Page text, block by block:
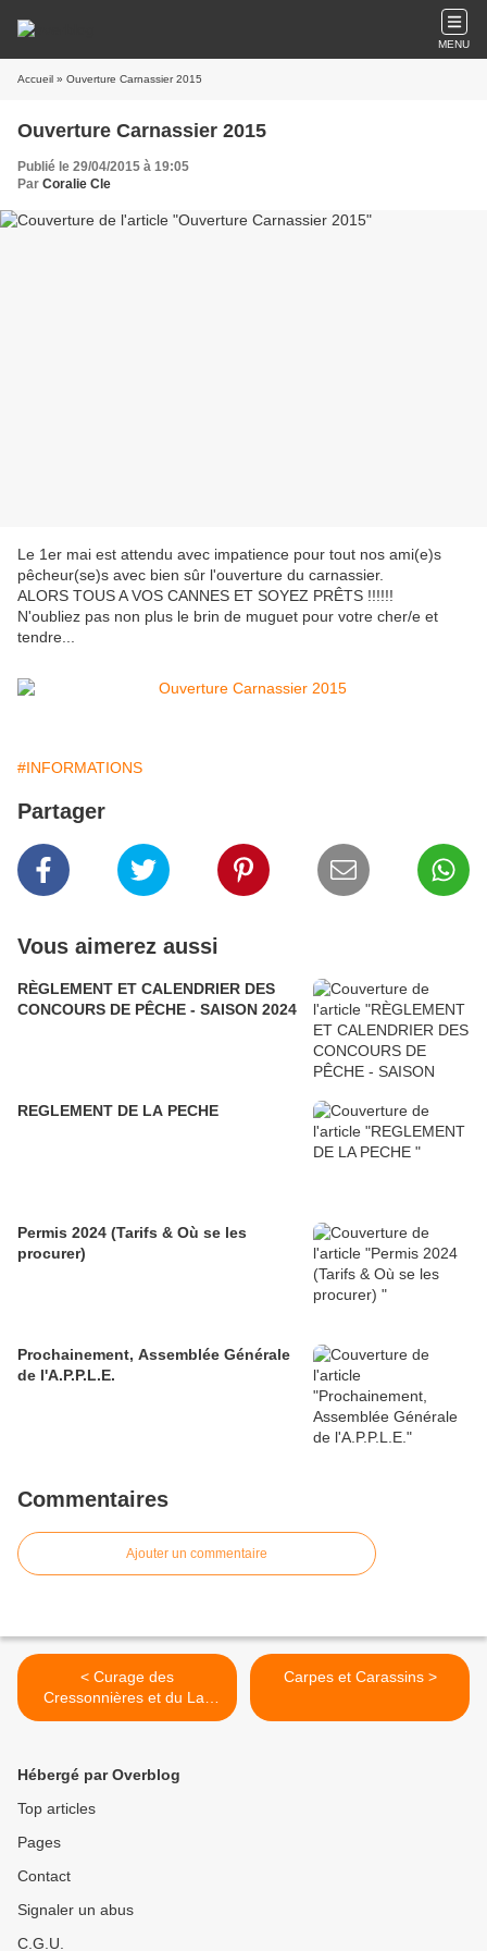
MENU
Accueil » Ouverture Carnassier 2015
Ouverture Carnassier 2015
Publié le 29/04/2015 à 19:05
Par Coralie Cle
Le 1er mai est attendu avec impatience pour tout nos ami(e)s
pêcheur(se)s avec bien sûr l'ouverture du carnassier.
ALORS TOUS A VOS CANNES ET SOYEZ PRÊTS !!!!!!
N'oubliez pas non plus le brin de muguet pour votre cher/e et
tendre...
#INFORMATIONS
Partager
Vous aimerez aussi
RÈGLEMENT ET CALENDRIER DES
CONCOURS DE PÊCHE - SAISON 2024
REGLEMENT DE LA PECHE
Permis 2024 (Tarifs & Où se les
procurer)
Prochainement, Assemblée Générale
de l'A.P.P.L.E.
Commentaires
Ajouter un commentaire
< Curage des
Cressonnières et du Lac
Nord
Carpes et Carassins >
Hébergé par Overblog
Top articles
Pages
Contact
Signaler un abus
C.G.U.